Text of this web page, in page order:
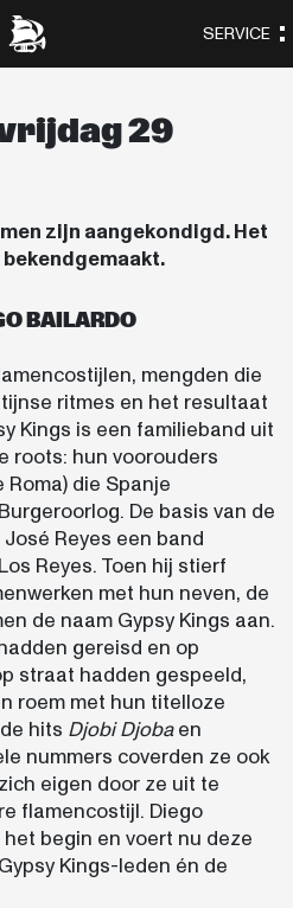
29
zijn aangekondigd. Het
BAILARDO
mengden die
ritmes en het resultaat
Kings is een familieband uit
roots: hun voorouders
die Spanje
De basis van de
Reyes een band
Reyes. Toen hij stierf
met hun neven, de
de naam Gypsy Kings aan.
gereisd en op
straat hadden gespeeld,
roem met hun titelloze
hits Djobi Djobaen
nummers coverden ze ook
eigen door ze uit te
flamencostijl. Diego
begin en voert nu deze
Kings-leden én de